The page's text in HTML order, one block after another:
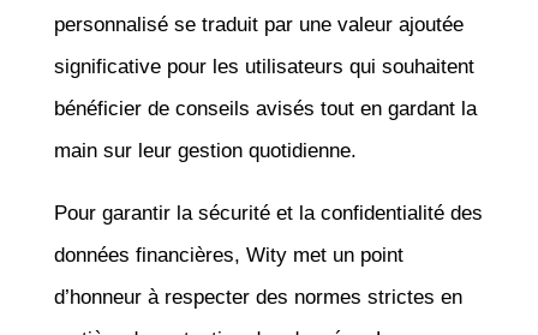
personnalisé se traduit par une valeur ajoutée
significative pour les utilisateurs qui souhaitent
bénéficier de conseils avisés tout en gardant la
main sur leur gestion quotidienne.
Pour garantir la sécurité et la confidentialité des
données financières, Wity met un point
d’honneur à respecter des normes strictes en